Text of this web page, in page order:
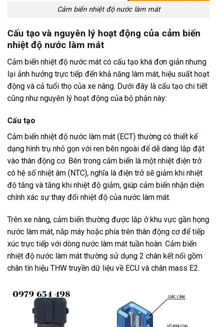
Cảm biến nhiệt độ nước làm mát
Cấu tạo và nguyên lý hoạt động của cảm biến
nhiệt độ nước làm mát
Cảm biến nhiệt độ nước mát có cấu tạo khá đơn giản nhưng
lại ảnh hưởng trực tiếp đến khả năng làm mát, hiệu suất hoạt
động và cả tuổi thọ của xe nâng. Dưới đây là cấu tạo chi tiết
cũng như nguyên lý hoạt động của bộ phận này:
Cấu tạo
Cảm biến nhiệt độ nước làm mát (ECT) thường có thiết kế
dạng hình trụ nhỏ gọn với ren bên ngoài để dễ dàng lắp đặt
vào thân động cơ. Bên trong cảm biến là một nhiệt điện trở
có hệ số nhiệt âm (NTC), nghĩa là điện trở sẽ giảm khi nhiệt
độ tăng và tăng khi nhiệt độ giảm, giúp cảm biến nhận diện
chính xác sự thay đổi nhiệt độ của nước làm mát.
Trên xe nâng, cảm biến thường được lắp ở khu vực gần họng
nước làm mát, nắp máy hoặc phía trên thân động cơ để tiếp
xúc trực tiếp với dòng nước làm mát tuần hoàn. Cảm biến
nhiệt độ nước làm mát thường sử dụng 2 chân kết nối gồm
chân tín hiệu THW truyền dữ liệu về ECU và chân mass E2.